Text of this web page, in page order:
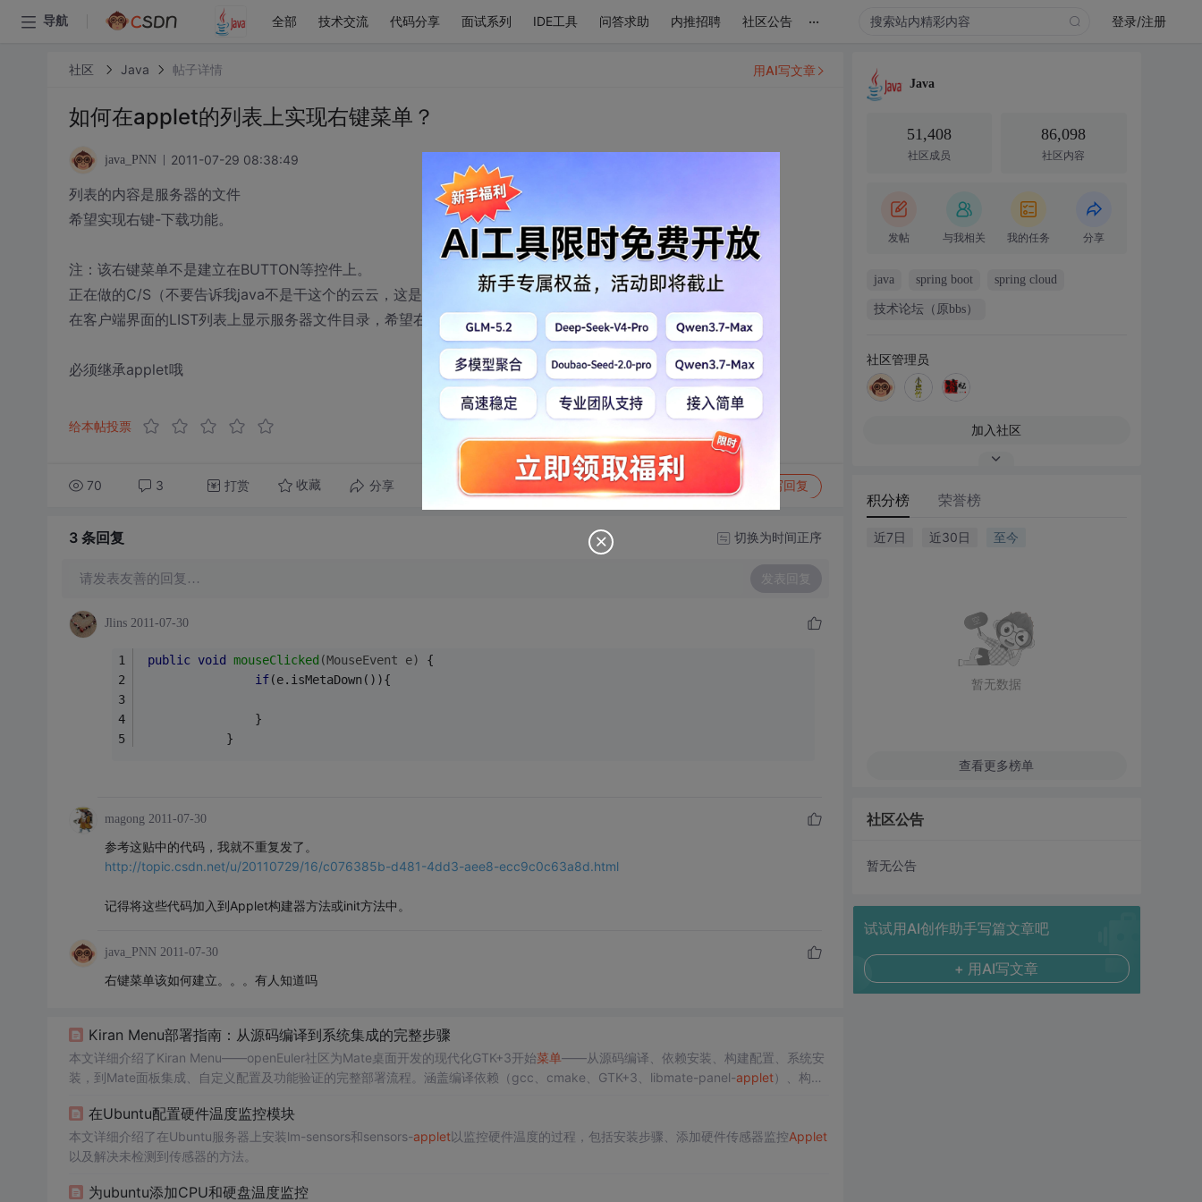
导航 全部 技术交流 代码分享 面试系列 IDE工具 问答求助 内推招聘 社区公告 ... 登录/注册
社区 Java 帖子详情
如何在applet的列表上实现右键菜单？
java_PNN 2011-07-29 08:38:49
列表的内容是服务器的文件
希望实现右键-下载功能。
注：该右键菜单不是建立在BUTTON等控件上。
正在做的C/S（不要告诉我java不是干这个的云云，这是作业要求）
在客户端界面的LIST列表上显示服务器文件目录，希望右键点其中任何一个出现右键菜单提供下载功能
必须继承applet哦
给本帖投票
70 3 打赏 收藏 分享 转发到动态 举报 写回复
用AI写文章
3 条回复 切换为时间正序
请发表友善的回复… 发表回复
Jlins 2011-07-30
public void mouseClicked (MouseEvent e)
{
if(e.isMetaDown()){
                }
            }
magong 2011-07-30
参考这贴中的代码，我就不重复发了。
http://topic.csdn.net/u/20110729/16/c076385b-d481-4dd3-aee8-ecc9c0c63a8d.html
记得将这些代码加入到Applet构建器方法或init方法中。
java_PNN 2011-07-30
右键菜单该如何建立。。。有人知道吗
Kiran Menu部署指南：从源码编译到系统集成的完整步骤
本文详细介绍了Kiran Menu——openEuler社区为Mate桌面开发的现代化GTK+3开始菜单——从源码编译、依赖安装、构建配置、系统安
装，到Mate面板集成、自定义配置及功能验证的完整部署流程。涵盖编译依赖（gcc、cmake、GTK+3、libmate-panel-applet）、构建
在Ubuntu配置硬件温度监控模块
本文详细介绍了在Ubuntu服务器上安装lm-sensors和sensors-applet以监控硬件温度的过程，包括安装步骤、添加硬件传感器监控Applet
以及解决未检测到传感器的方法。
为ubuntu添加CPU和硬盘温度监控
Java
51,408
社区成员
86,098
社区内容
发帖 与我相关 我的任务 分享
java spring boot spring cloud
技术论坛（原bbs）
社区管理员
加入社区
积分榜 荣誉榜
近7日 近30日 至今
暂无数据
查看更多榜单
社区公告
暂无公告
试试用AI创作助手写篇文章吧
+ 用AI写文章